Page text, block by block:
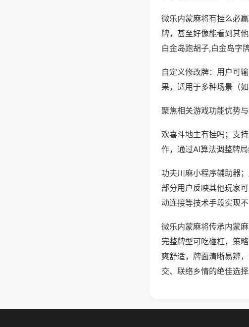
微乐内蒙麻将有挂么必
牌，甚至好像能看到其
白金岛跑胡子,白金岛字
自定义修改牌：用户可
果，适用于多种场景（
聚焦相关游戏功能优势与
欢喜斗地主有挂吗；支
作，通过AI算法调整牌局
功夫川麻小程序辅助器；
部分用户反映其他玩家
动连接等技术手段实现不
微乐内蒙麻将传承内蒙
完整牌型可吃碰杠，策
爽舒适，牌面清晰易辨
交、联络乡情的绝佳选择